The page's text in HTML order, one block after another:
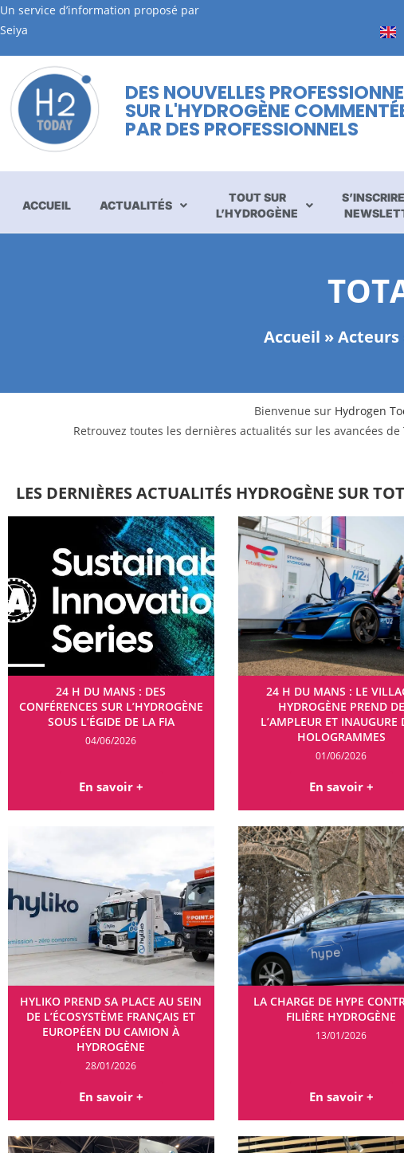
Un service d’information proposé par
Seiya
DES NOUVELLES
SUR L'HYDROGÈNE
PAR DES PROFESSIONNELS
ACCUEIL ACTUALITÉS
TOUT SUR
L’HYDROGÈNE
Accueil »Acteurs
Bienvenue sur Hydrogen
Retrouvez toutes les dernières actualités sur les avancées
LES DERNIÈRES ACTUALITÉS HYDROGÈNE SUR
24 H DU MANS : DES
CONFÉRENCES SUR L’HYDROGÈNE
SOUS L’ÉGIDE DE LA FIA
04/06/2026
En savoir +
24 H DU MANS : LE
HYDROGÈNE PREND DE
L’AMPLEUR ET INAUGURE
HOLOGRAMMES
01/06/2026
En savoir +
HYLIKO PREND SA PLACE AU SEIN
DE L’ÉCOSYSTÈME FRANÇAIS ET
EUROPÉEN DU CAMION À
HYDROGÈNE
28/01/2026
En savoir +
LA CHARGE DE HYPE
FILIÈRE HYDROGÈNE
13/01/2026
En savoir +